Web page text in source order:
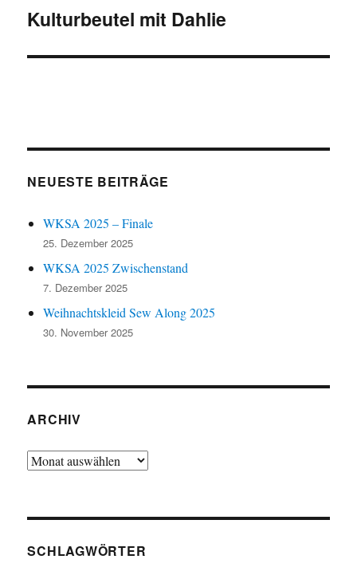
Nächster
Kulturbeutel mit Dahlie
NEUESTE BEITRÄGE
WKSA 2025 – Finale
25. Dezember 2025
WKSA 2025 Zwischenstand
7. Dezember 2025
Weihnachtskleid Sew Along 2025
30. November 2025
ARCHIV
Archiv
SCHLAGWÖRTER